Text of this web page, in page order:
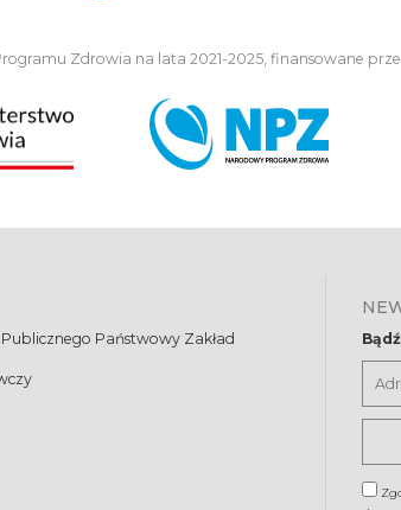
Zdrowia na lata 2021-2025, finansowane
Państwowy Zakład